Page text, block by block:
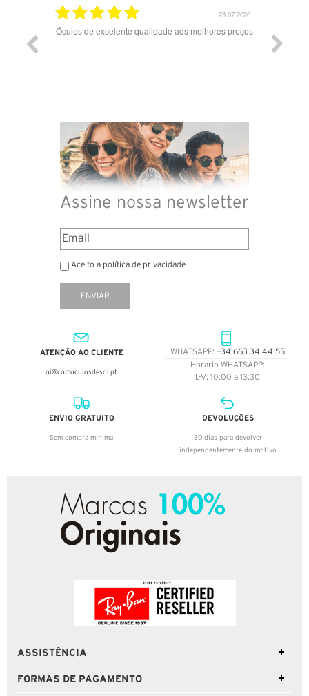
23.07.2026
Óculos de excelente qualidade aos melhores preços
Assine nossa newsletter
Aceito a política de privacidade
ENVIAR
ATENÇÃO AO CLIENTE
oi@comoculosdesol.pt
WHATSAPP: +34 663 34 44 55
Horario WHATSAPP:
L-V: 10:00 a 13:30
ENVIO GRATUITO
Sem compra mínima
DEVOLUÇÕES
30 dias para devolver
independentemente do motivo
ASSISTÊNCIA
FORMAS DE PAGAMENTO